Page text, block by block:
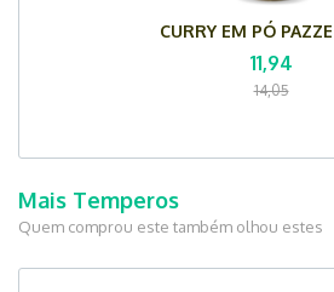
CURRY EM PÓ
11,94
14,05
Mais Temperos
Quem comprou este também olhou estes